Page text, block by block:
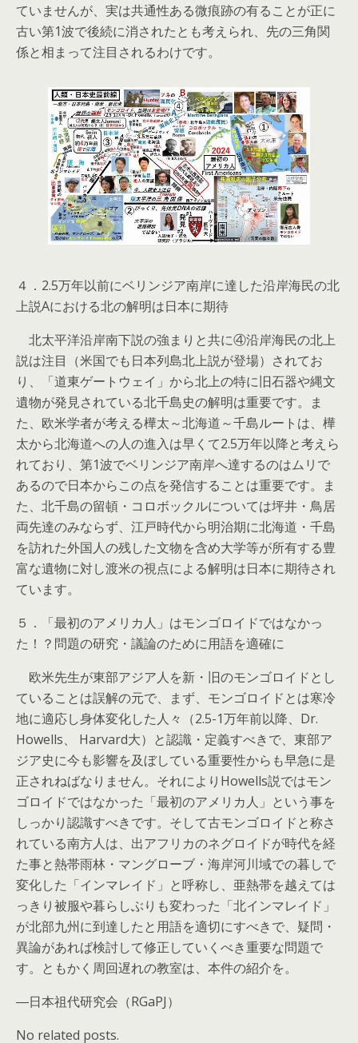
ていませんが、実は共通性ある微痕跡の有ることが正に
古い第1波で後続に消されたとも考えられ、先の三角関
係と相まって注目されるわけです。
４．2.5万年以前にベリンジア南岸に達した沿岸海民の北
上説Aにおける北の解明は日本に期待
北太平洋沿岸南下説の強まりと共に④沿岸海民の北上
説は注目（米国でも日本列島北上説が登場）されてお
り、「道東ゲートウェイ」から北上の特に旧石器や縄文
遺物が発見されている北千島史の解明は重要です。ま
た、欧米学者が考える樺太～北海道～千島ルートは、樺
太から北海道への人の進入は早くて2.5万年以降と考えら
れており、第1波でベリンジア南岸へ達するのはムリで
あるので日本からこの点を発信することは重要です。ま
た、北千島の留頓・コロボックルについては坪井・鳥居
両先達のみならず、江戸時代から明治期に北海道・千島
を訪れた外国人の残した文物を含め大学等が所有する豊
富な遺物に対し渡米の視点による解明は日本に期待され
ています。
５．「最初のアメリカ人」はモンゴロイドではなかっ
た！？問題の研究・議論のために用語を適確に
欧米先生が東部アジア人を新・旧のモンゴロイドとし
ていることは誤解の元で、まず、モンゴロイドとは寒冷
地に適応し身体変化した人々（2.5-1万年前以降、Dr.
Howells、 Harvard大）と認識・定義すべきで、東部ア
ジア史に今も影響を及ぼしている重要性からも早急に是
正されねばなりません。それによりHowells説ではモン
ゴロイドではなかった「最初のアメリカ人」という事を
しっかり認識すべきです。そして古モンゴロイドと称さ
れている南方人は、出アフリカのネグロイドが時代を経
た事と熱帯雨林・マングローブ・海岸河川域での暮しで
変化した「インマレイド」と呼称し、亜熱帯を越えては
っきり被服や暮らしぶりも変わった「北インマレイド」
が北部九州に到達したと用語を適切にすべきで、疑問・
異論があれば検討して修正していくべき重要な問題で
す。ともかく周回遅れの教室は、本件の紹介を。
―日本祖代研究会（RGaPJ）
No related posts.